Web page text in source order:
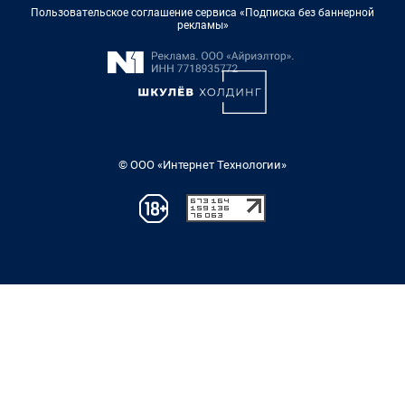
Пользовательское соглашение сервиса «Подписка без баннерной
рекламы»
© ООО «Интернет Технологии»